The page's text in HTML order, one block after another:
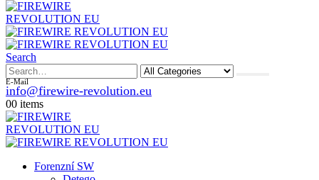
Search
E-Mail
info@firewire-revolution.eu
00 items
Forenzní SW